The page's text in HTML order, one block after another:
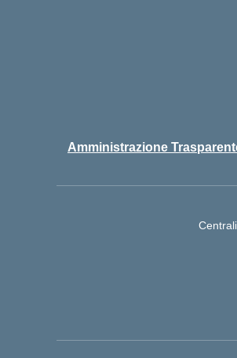
Amministrazione